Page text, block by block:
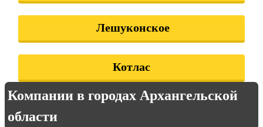
Лешуконское
Котлас
Компании в городах Архангельской
области